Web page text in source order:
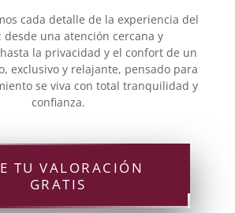
cada detalle de la experiencia del
desde una atención cercana y
la privacidad y el confort de un
exclusivo y relajante, pensado para
se viva con total tranquilidad y
confianza.
TU VALORACIÓN
GRATIS